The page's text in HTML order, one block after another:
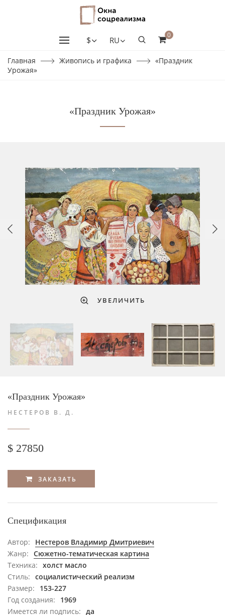
$ RU
0
Главная Живопись и графика
«Праздник
Урожая»
«Праздник Урожая»
УВЕЛИЧИТЬ
«Праздник Урожая»
НЕСТЕРОВ В. Д.
$ 27850
ЗАКАЗАТЬ
Спецификация
Автор:
Нестеров Владимир Дмитриевич
Жанр: Сюжетно-тематическая картина
Техника: холст масло
Стиль: социалистический реализм
Размер:
153-227
Год создания:
1969
Имеется ли подпись: да